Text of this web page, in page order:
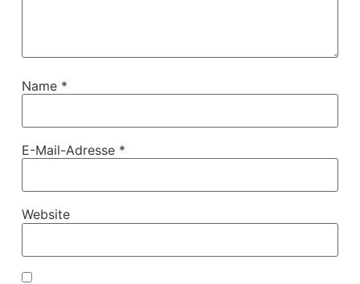
Name *
E-Mail-Adresse *
Website